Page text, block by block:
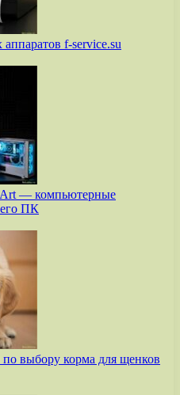
f-service.su
— компьютерные
ПК
выбору корма для щенков